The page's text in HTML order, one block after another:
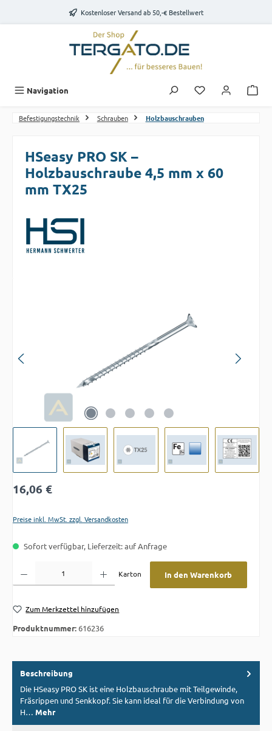
Zum Hauptinhalt springenKostenloser Versand ab 50,-€ Bestellwert
Navigation Du hast 0
Befestigungstechnik Schrauben Holzbauschrauben
HSeasy PRO SK –
Holzbauschraube 4,5 mm x 60
mm TX25
Regulärer Preis:
16,06 €
Preise inkl. MwSt. zzgl. Versandkosten
Sofort verfügbar, Lieferzeit: auf Anfrage
Karton
In den Warenkorb
Zum Merkzettel hinzufügen
Produktnummer:616236
Beschreibung
Die HSeasy PRO SK ist eine Holzbauschraube mit Teilgewinde,
Fräsrippen und Senkkopf. Sie kann ideal für die Verbindung von
H… Mehr